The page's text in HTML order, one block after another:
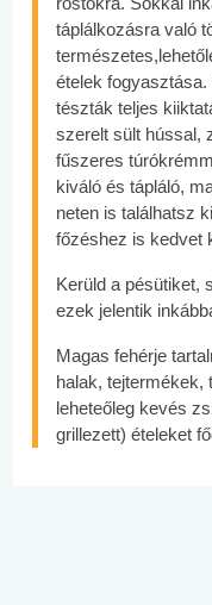
táplálkozásra való
ételek
tészták teljes
szerelt sült hússal,
fűszeres
kiváló és tápláló,
neten is találhatsz
főzéshez is kedvet
Kerüld a pésütiket,
ezek jelentik
Magas fehérje
halak, tejtermékek,
leheteőleg kevés
grillezett) ételeket